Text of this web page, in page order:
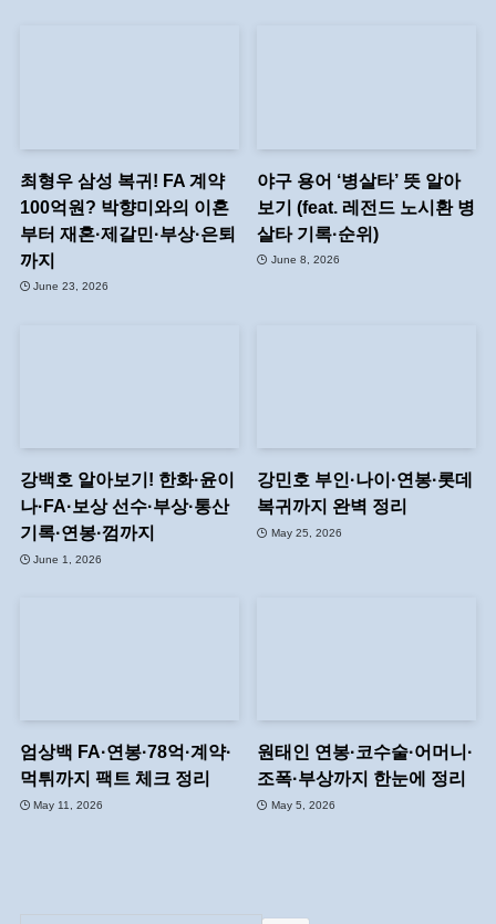
최형우 삼성 복귀! FA 계약
100억원? 박향미와의 이혼
부터 재혼·제갈민·부상·은퇴
까지
June 23, 2026
야구 용어 ‘병살타’ 뜻 알아
보기 (feat. 레전드 노시환 병
살타 기록·순위)
June 8, 2026
강백호 알아보기! 한화·윤이
나·FA·보상 선수·부상·통산
기록·연봉·껌까지
June 1, 2026
강민호 부인·나이·연봉·롯데
복귀까지 완벽 정리
May 25, 2026
엄상백 FA·연봉·78억·계약·
먹튀까지 팩트 체크 정리
May 11, 2026
원태인 연봉·코수술·어머니·
조폭·부상까지 한눈에 정리
May 5, 2026